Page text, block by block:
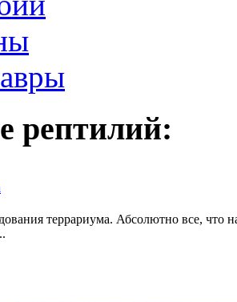
рептилий:
террариума. Абсолютно все, что